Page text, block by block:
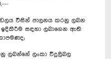
විසින් පාලනය කරනු ලබන
සඳහා ලබාගෙන ඇති
ලංකා විදුලිබල